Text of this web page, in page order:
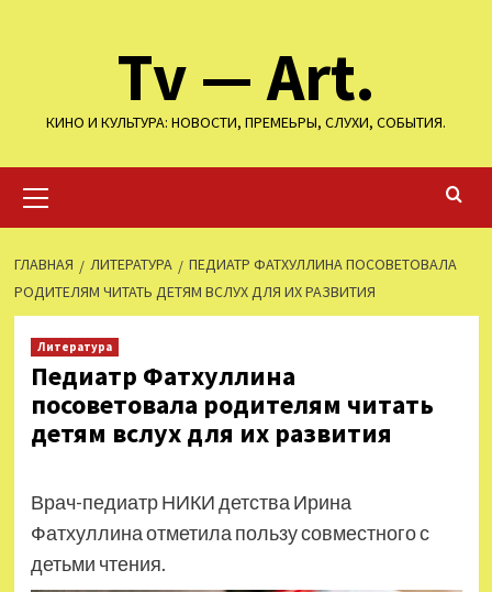
Tv — Art.
КИНО И КУЛЬТУРА: НОВОСТИ, ПРЕМЕЬРЫ, СЛУХИ, СОБЫТИЯ.
меню
ГЛАВНАЯ ЛИТЕРАТУРА
ПЕДИАТР ФАТХУЛЛИНА ПОСОВЕТОВАЛА
РОДИТЕЛЯМ ЧИТАТЬ ДЕТЯМ ВСЛУХ ДЛЯ ИХ РАЗВИТИЯ
Литература
Педиатр Фатхуллина
посоветовала родителям читать
детям вслух для их развития
Врач-педиатр НИКИ детства Ирина
Фатхуллина отметила пользу совместного с
детьми чтения.